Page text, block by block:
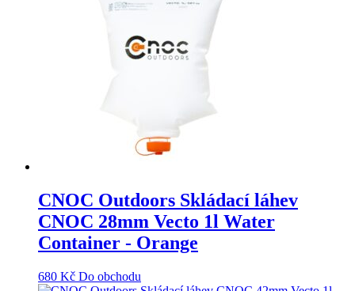
CNOC Outdoors Skládací láhev
CNOC 28mm Vecto 1l Water
Container - Orange
680 Kč Do obchodu